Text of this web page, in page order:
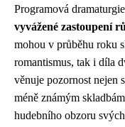
Programová
vyvážené zastoupení
mohou v průběhu roku
romantismus, tak i díla
věnuje pozornost nejen
méně známým
hudebního obzoru